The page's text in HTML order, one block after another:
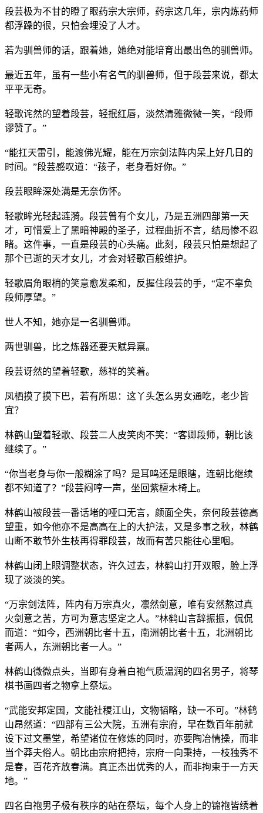
段芸极为不甘的瞪了眼药宗大宗师，药宗这几年，宗内炼药师
都浮躁的很，只怕会埋没了人才。
若为驯兽师的话，跟着她，她绝对能培育出最出色的驯兽师。
最近五年，虽有一些小有名气的驯兽师，但于段芸来说，都太
平平无奇。
轻歌诧然的望着段芸，轻抿红唇，淡然清雅微微一笑，“段师
谬赞了。”
“能扛天雷引，能渡佛光耀，能在万宗剑法阵内呆上好几日的
时间。”段芸感叹道：“孩子，老身看好你。”
段芸眼眸深处满是无奈伤怀。
轻歌眸光轻起涟漪。段芸曾有个女儿，乃是五洲四部第一天
才，可惜爱上了黑暗神殿的圣子，过程曲折不言，结局惨不忍
睹。这件事，一直是段芸的心头痛。此刻，段芸只怕是想起了
那个已逝的天才女儿，才会对轻歌百般维护。
轻歌眉角眼梢的笑意愈发柔和，反握住段芸的手，“定不辜负
段师厚望。”
世人不知，她亦是一名驯兽师。
两世驯兽，比之炼器还要天赋异禀。
段芸讶然的望着轻歌，慈祥的笑着。
凤栖摸了摸下巴，若有所思：这丫头怎么男女通吃，老少皆
宜？
林鹤山望着轻歌、段芸二人皮笑肉不笑：“客卿段师，朝比该
继续了。”
“你当老身与你一般糊涂了吗？是耳鸣还是眼瞎，连朝比继续
都不知道了？”段芸闷哼一声，坐回紫檀木椅上。
林鹤山被段芸一番话堵的哑口无言，颜面全失，奈何段芸德高
望重，如今他亦不是高高在上的大护法，又是多事之秋，林鹤
山断不敢节外生枝再得罪段芸，故而有苦只能往心里咽。
林鹤山闭上眼调整状态，许久过去，林鹤山打开双眼，脸上浮
现了淡淡的笑。
“万宗剑法阵，阵内有万宗真火，凛然剑意，唯有安然熬过真
火剑意之苦，方可为意志坚定之人。”林鹤山言辞振振，侃侃
而道：“如今，西洲朝比者十五，南洲朝比者十五，北洲朝比
者两人，东洲朝比者一人。”
林鹤山微微点头，当即有身着白袍气质温润的四名男子，将琴
棋书画四者之物拿上祭坛。
“武能安邦定国，文能社稷江山，文物韬略，缺一不可。”林鹤
山昂然道：“四部有三公大院，五洲有宗府，早在数百年前就
设下过文墨堂，希望诸位在修炼的同时，亦要陶冶情操，而非
当个莽夫俗人。朝比由宗府把持，宗府一向秉持，一枝独秀不
是春，百花齐放春满。真正杰出优秀的人，而非拘束于一方天
地。”
四名白袍男子极有秩序的站在祭坛，每个人身上的锦袍皆绣着